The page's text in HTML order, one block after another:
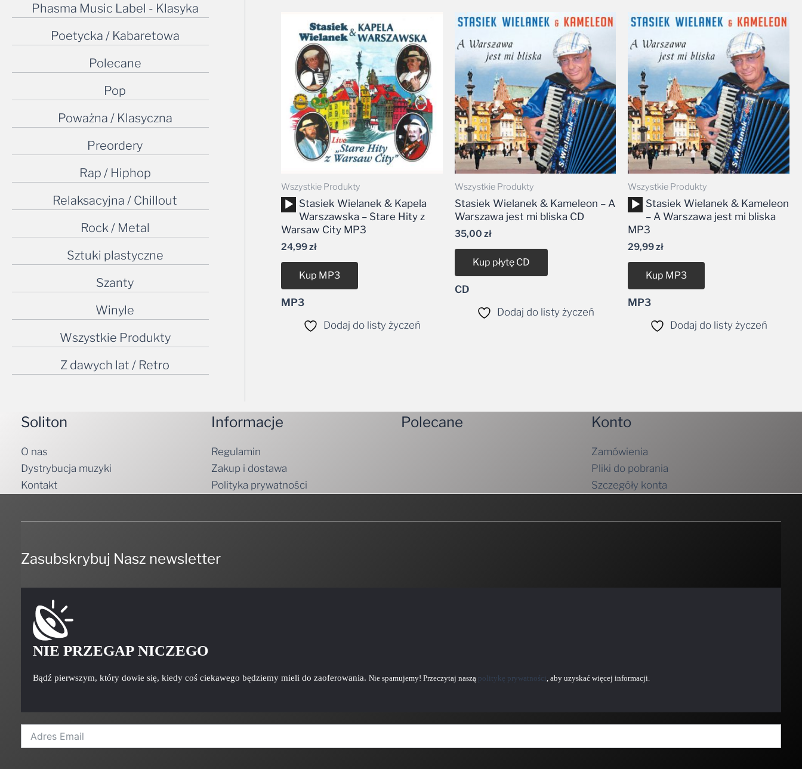
Phasma Music Label - Klasyka
Poetycka / Kabaretowa
Polecane
Pop
Poważna / Klasyczna
Preordery
Rap / Hiphop
Relaksacyjna / Chillout
Rock / Metal
Sztuki plastyczne
Szanty
Winyle
Wszystkie Produkty
Z dawych lat / Retro
Wszystkie Produkty
Odtwarzacz
plików
dźwiękowych
Stasiek Wielanek & Kapela
Warszawska – Stare Hity z
Warsaw City MP3
24,99zł
Kup MP3
MP3
Dodaj do listy życzeń
Wszystkie Produkty
Stasiek Wielanek & Kameleon – A
Warszawa jest mi bliska CD
35,00 zł
Kup płytę CD
CD
Dodaj do listy życzeń
Wszystkie Produkty
Odtwarzacz
plików
dźwiękowych
Stasiek Wielanek & Kameleon
– A Warszawa jest mi bliska
MP3
29,99zł
Kup MP3
MP3
Dodaj do listy życzeń
Soliton
O nas
Dystrybucja muzyki
Kontakt
Informacje
Regulamin
Zakup i dostawa
Polityka prywatności
Polecane Konto
Zamówienia
Pliki do pobrania
Szczegóły konta
Zasubskrybuj Nasz newsletter
NIE PRZEGAP NICZEGO
Bądź pierwszym, który dowie się, kiedy coś ciekawego będziemy mieli do zaoferowania. Nie spamujemy! Przeczytaj naszą politykę prywatności, aby uzyskać więcej informacji.